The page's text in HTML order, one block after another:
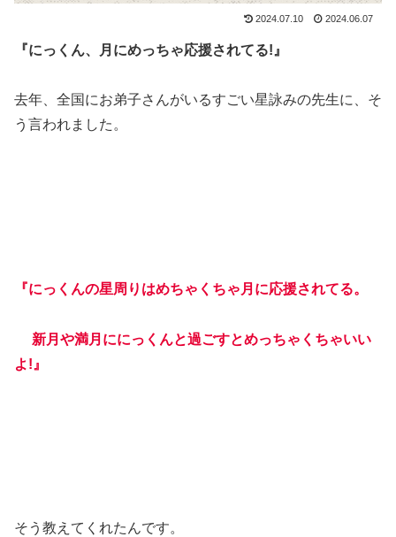
2024.07.10 2024.06.07
『にっくん、月にめっちゃ応援されてる!』
去年、全国にお弟子さんがいるすごい星詠みの先生に、そ
う言われました。
『にっくんの星周りはめちゃくちゃ月に応援されてる。
新月や満月ににっくんと過ごすとめっちゃくちゃいい
よ!』
そう教えてくれたんです。